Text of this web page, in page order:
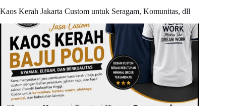
Kaos Kerah Jakarta Custom untuk Seragam, Komunitas, dll